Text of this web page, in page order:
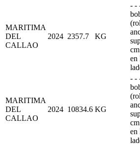
MARITIMA
DEL
CALLAO
2024 2357.7 KG
- -
en
MARITIMA
DEL
CALLAO
2024 10834.6 KG
- -
en